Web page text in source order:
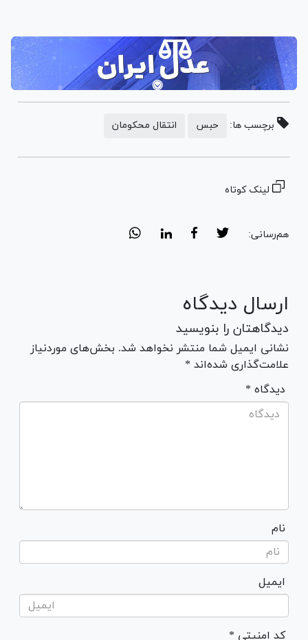
برچسب ها: حبس انتقال محکومان
لینک کوتاه
هم‌رسانی:
ارسال دیدگاه
دیدگاهتان را بنویسید
نشانی ایمیل شما منتشر نخواهد شد. بخش‌های موردنیاز
علامت‌گذاری شده‌اند *
* دیدگاه
نام
ایمیل
* کد امنیتی